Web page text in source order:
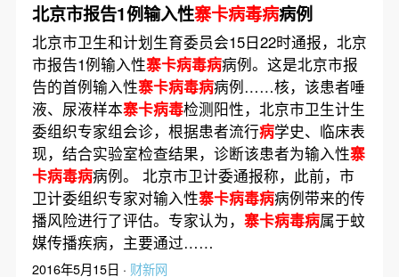
北京市报告1例输入性寨卡病毒病病例
北京市卫生和计划生育委员会15日22时通报，北京
市报告1例输入性寨卡病毒病病例。这是北京市报
告的首例输入性寨卡病毒病病例……核，该患者唾
液、尿液样本寨卡病毒检测阳性，北京市卫生计生
委组织专家组会诊，根据患者流行病学史、临床表
现，结合实验室检查结果，诊断该患者为输入性寨
卡病毒病病例。 北京市卫计委通报称，此前，市
卫计委组织专家对输入性寨卡病毒病病例带来的传
播风险进行了评估。专家认为， 寨卡病毒病属于蚊
媒传播疾病，主要通过……
2016年5月15日 · 财新网